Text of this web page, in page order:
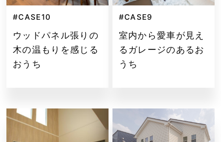
#CASE10
ウッドパネル張りの
木の温もりを感じる
おうち
#CASE9
室内から愛車が見え
るガレージのあるお
うち